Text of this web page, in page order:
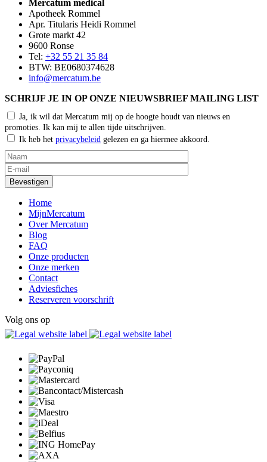
Mercatum medical
Apotheek Rommel
Apr. Titularis Heidi Rommel
Grote markt 42
9600 Ronse
Tel: +32 55 21 35 84
BTW: BE0680374628
info@mercatum.be
SCHRIJF JE IN OP ONZE NIEUWSBRIEF MAILING LIST
Ja, ik wil dat Mercatum mij op de hoogte houdt van nieuws en
promoties. Ik kan mij te allen tijde uitschrijven.
Ik heb het privacybeleid gelezen en ga hiermee akkoord.
Home
MijnMercatum
Over Mercatum
Blog
FAQ
Onze producten
Onze merken
Contact
Adviesfiches
Reserveren voorschrift
Volg ons op